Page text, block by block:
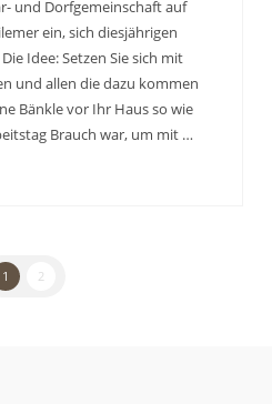
und Dorfgemeinschaft auf
ein, sich diesjährigen
Idee: Setzen Sie sich mit
und allen die dazu kommen
Bänkle vor Ihr Haus so wie
Brauch war, um mit …
1 2